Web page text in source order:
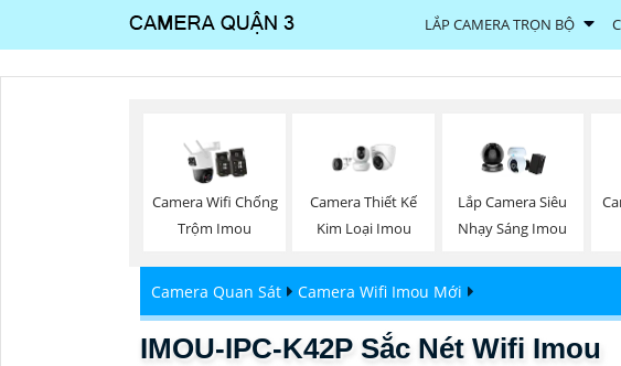
LẮP CAMERA TRỌN BỘ
Camera Wifi Chống
Trộm Imou
Camera Thiết Kế
Kim Loại Imou
Lắp Camera Siêu
Nhạy Sáng Imou
Camera Quan Sát Camera Wifi Imou Mới
IMOU-IPC-K42P Sắc Nét Wifi Imou